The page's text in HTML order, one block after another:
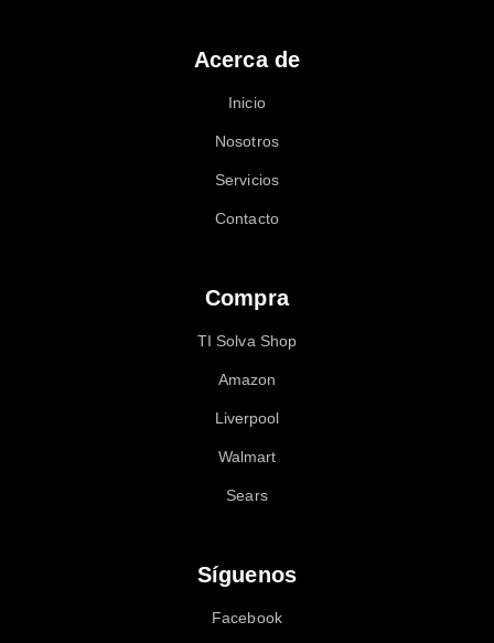
Acerca de
Inicio
Nosotros
Servicios
Contacto
Compra
TI Solva Shop
Amazon
Liverpool
Walmart
Sears
Síguenos
Facebook